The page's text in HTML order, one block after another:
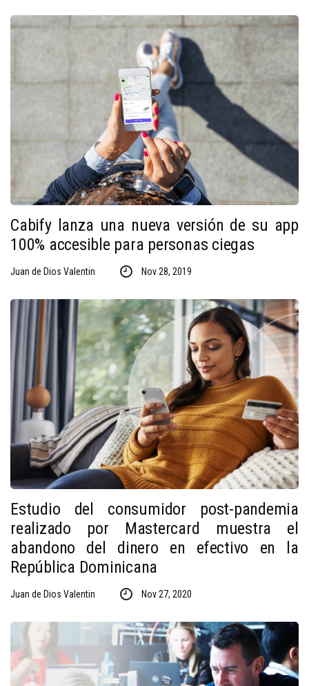
Cabify lanza una nueva versión de su app
100% accesible para personas ciegas
Juan de Dios Valentin Nov 28, 2019
Estudio del consumidor post-pandemia
realizado por Mastercard muestra el
abandono del dinero en efectivo en la
República Dominicana
Juan de Dios Valentin Nov 27, 2020